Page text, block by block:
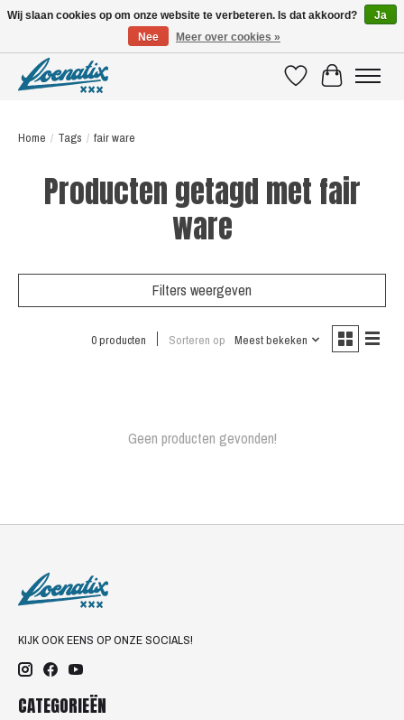
VerlanglijstWinkelwagen
Home / Tags / fair ware
Producten getagd met fair
ware
Filters weergeven
0 producten Sorteren op Meest bekeken
Geen producten gevonden!
KIJK OOK EENS OP ONZE SOCIALS!
CATEGORIEËN
Wij slaan cookies op om onze website te verbeteren. Is dat akkoord?
Ja
Nee
Meer over cookies »